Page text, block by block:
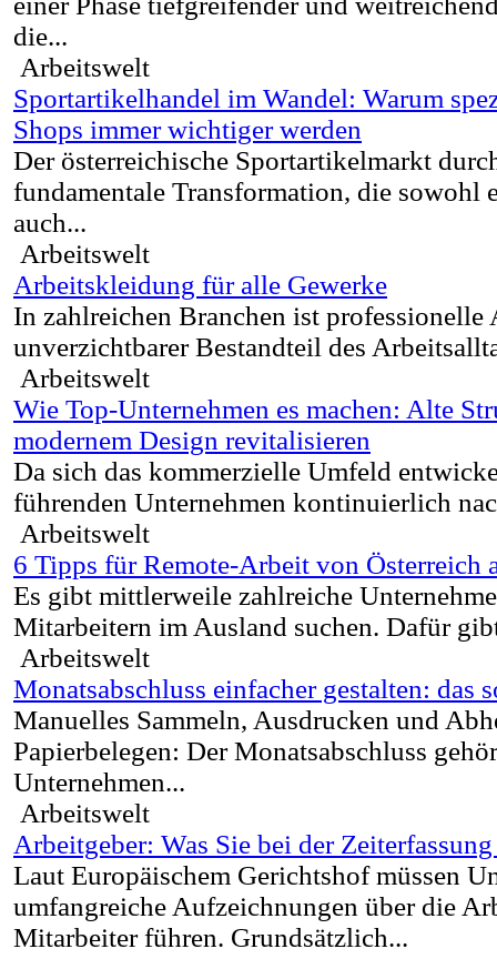
die...
Arbeitswelt
Sportartikelhandel im Wandel: Warum
Shops immer wichtiger werden
Der österreichische Sportartikelmarkt
fundamentale Transformation, die sowohl
auch...
Arbeitswelt
Arbeitskleidung für alle Gewerke
In zahlreichen Branchen ist
unverzichtbarer Bestandteil des
Arbeitswelt
Wie Top-Unternehmen es machen: Alte
modernem Design revitalisieren
Da sich das kommerzielle Umfeld
führenden Unternehmen kontinuierlich
Arbeitswelt
6 Tipps für Remote-Arbeit von Österreich
Es gibt mittlerweile zahlreiche
Mitarbeitern im Ausland suchen. Dafür
Arbeitswelt
Monatsabschluss einfacher gestalten: das
Manuelles Sammeln, Ausdrucken und
Papierbelegen: Der Monatsabschluss
Unternehmen...
Arbeitswelt
Arbeitgeber: Was Sie bei der
Laut Europäischem Gerichtshof müssen
umfangreiche Aufzeichnungen über die
Mitarbeiter führen. Grundsätzlich...